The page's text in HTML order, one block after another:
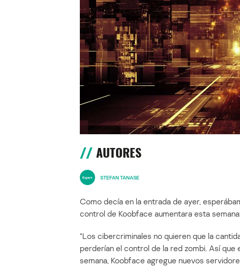
AUTORES
STEFAN TANASE
Como decía en la entrada de ayer,
control de Koobface aumentara esta
“Los cibercriminales no quieren que la
perderían el control de la red zombi. Así
semana, Koobface agregue nuevos